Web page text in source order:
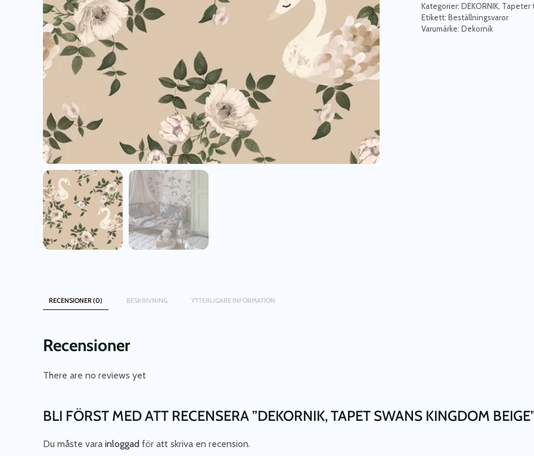
Kategorier: DEKORNIK Tapeter
Etikett: Beställningsvaror
Varumärke: Dekornik
RECENSIONER (0) BESKRIVNING YTTERLIGARE INFORMATION
Recensioner
There are no reviews yet
BLI FÖRST MED ATT RECENSERA ”DEKORNIK, TAPET SWANS KINGDOM
Du måste vara inloggad för att skriva en recension.